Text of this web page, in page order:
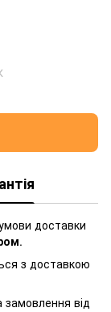
умови доставки
.
з доставкою
від